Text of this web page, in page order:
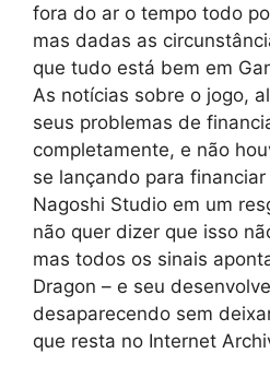
fora do ar o tempo todo
mas dadas as
que tudo está bem em
As notícias sobre o jogo,
seus problemas de
completamente, e não
se lançando para
Nagoshi Studio em um
não quer dizer que isso
mas todos os sinais
Dragon – e seu
desaparecendo sem
que resta no Internet